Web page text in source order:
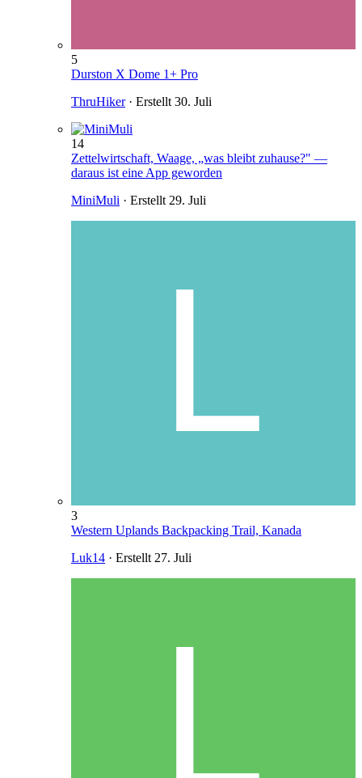
5
Durston X Dome 1+ Pro
ThruHiker· Erstellt30. Juli
14
Zettelwirtschaft, Waage, „was bleibt zuhause?" —
daraus ist eine App geworden
MiniMuli · Erstellt29. Juli
3
Western Uplands Backpacking Trail, Kanada
Luk14 · Erstellt27. Juli